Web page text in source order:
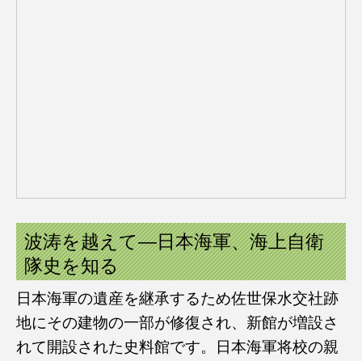
波涛を越えて―日本海軍、海上自衛
隊史を知る
日本海軍の遺産を継承するため佐世保水交社跡
地にその建物の一部が修復され、新館が増設さ
れて開設された史料館です。日本海軍将校の親